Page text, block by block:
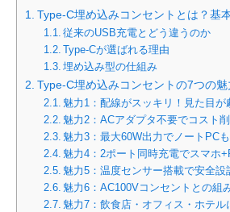
Type-C埋め込みコンセントとは？基
従来のUSB充電とどう違うのか
Type-Cが選ばれる理由
埋め込み型の仕組み
Type-C埋め込みコンセントの7つの魅
魅力1：配線がスッキリ！見た目が
魅力2：ACアダプタ不要でコスト
魅力3：最大60W出力でノートPC
魅力4：2ポート同時充電でスマホ
魅力5：温度センサー搭載で安全設
魅力6：AC100Vコンセントとの組
魅力7：飲食店・オフィス・ホテル